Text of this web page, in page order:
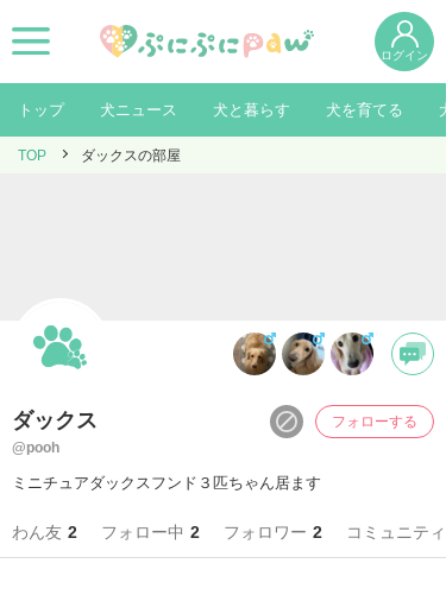
ログイン
トップ 犬ニュース 犬と暮らす 犬を育てる
TOP ダックスの部屋
ダックス
@pooh
フォローする
ミニチュアダックスフンド３匹ちゃん居ます
わん友 2 フォロー中 2 フォロワー 2 コミュニティ